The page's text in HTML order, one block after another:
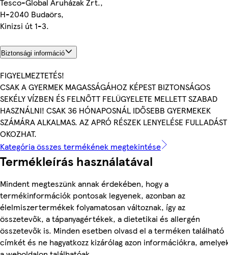
Tesco-Global Áruházak Zrt.,
H-2040 Budaörs,
Kinizsi út 1-3.
Biztonsági információ
FIGYELMEZTETÉS!
CSAK A GYERMEK MAGASSÁGÁHOZ KÉPEST BIZTONSÁGOS
SEKÉLY VÍZBEN ÉS FELNŐTT FELÜGYELETE MELLETT SZABAD
HASZNÁLNI! CSAK 36 HÓNAPOSNÁL IDŐSEBB GYERMEKEK
SZÁMÁRA ALKALMAS. AZ APRÓ RÉSZEK LENYELÉSE FULLADÁST
OKOZHAT.
Kategória összes termékének megtekintése
Termékleírás használatával
Mindent megteszünk annak érdekében, hogy a
termékinformációk pontosak legyenek, azonban az
élelmiszertermékek folyamatosan változnak, így az
összetevők, a tápanyagértékek, a dietetikai és allergén
összetevők is. Minden esetben olvasd el a terméken található
címkét és ne hagyatkozz kizárólag azon információkra,